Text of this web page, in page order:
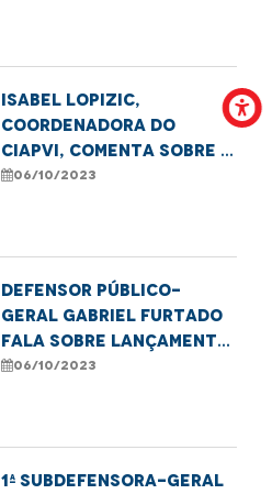
Isabel Lopizic,
coordenadora do
CIAPVI, comenta sobre o
Observatório dos
06/10/2023
Defensor Público-
Geral Gabriel Furtado
fala sobre lançamento
do Observatório dos
06/10/2023
1ª Subdefensora-Geral